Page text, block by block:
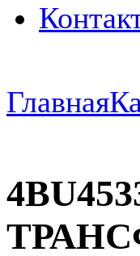
Главная